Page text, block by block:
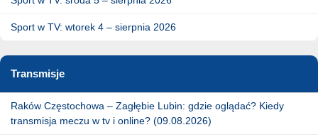
Sport w TV: wtorek 4 – sierpnia 2026
Transmisje
Raków Częstochowa – Zagłębie Lubin: gdzie oglądać? Kiedy
transmisja meczu w tv i online? (09.08.2026)